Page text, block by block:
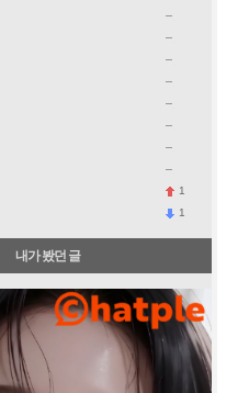
1
1
내가 봤던 글